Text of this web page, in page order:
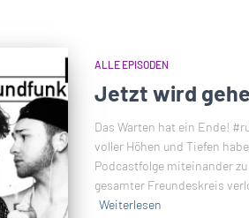
ALLE EPISODEN
Jetzt wird
Das Warten hat ein Ende!
voller Höhen und Tiefen
Podcastfolge miteinander
gesamter Freundeskreis
Weiterlesen